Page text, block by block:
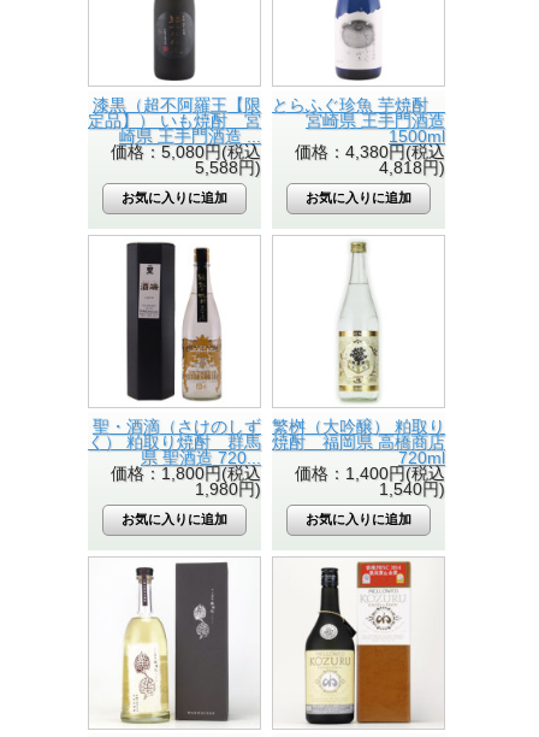
漆黒（超不阿羅王【限
定品】） いも焼酎 宮
崎県 王手門酒造 ...
価格：5,080円(税込
5,588円)
とらふぐ珍魚 芋焼酎
宮崎県 王手門酒造
1500ml
価格：4,380円(税込
4,818円)
聖・酒滴（さけのしず
く） 粕取り焼酎 群馬
県 聖酒造 720...
価格：1,800円(税込
1,980円)
繁桝（大吟醸） 粕取り
焼酎 福岡県 高橋商店
720ml
価格：1,400円(税込
1,540円)